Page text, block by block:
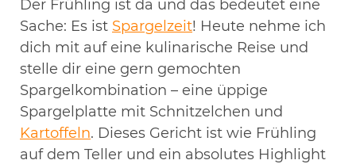
Der Frühling ist da und das bedeutet eine
Sache: Es ist Spargelzeit! Heute nehme ich
dich mit auf eine kulinarische Reise und
stelle dir eine gern gemochten
Spargelkombination – eine üppige
Spargelplatte mit Schnitzelchen und
Kartoffeln. Dieses Gericht ist wie Frühling
auf dem Teller und ein absolutes Highlight